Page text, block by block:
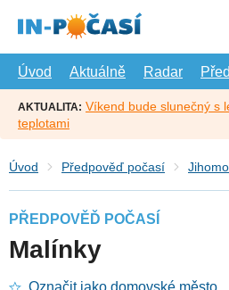
hlavní
Úvod
Aktuálně Radar
AKTUALITA: Víkend bude slunečný s
teplotami
Úvod Předpověď počasí
PŘEDPOVĚĎ POČASÍ
Malínky